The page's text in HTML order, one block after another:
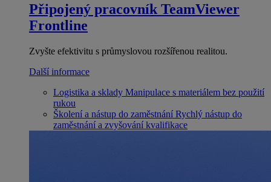
Připojený pracovník TeamViewer
Frontline
Zvyšte efektivitu s průmyslovou rozšířenou realitou.
Další informace
Logistika a sklady Manipulace s materiálem bez použití
rukou
Školení a nástup do zaměstnání Rychlý nástup do
zaměstnání a zvyšování kvalifikace